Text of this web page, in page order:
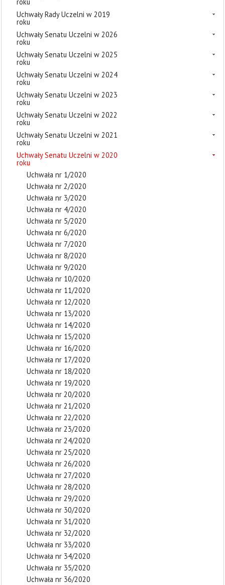
Uchwały Rady Uczelni w 2019
roku
Uchwały Senatu Uczelni w 2026
roku
Uchwały Senatu Uczelni w 2025
roku
Uchwały Senatu Uczelni w 2024
roku
Uchwały Senatu Uczelni w 2023
roku
Uchwały Senatu Uczelni w 2022
roku
Uchwały Senatu Uczelni w 2021
roku
Uchwały Senatu Uczelni w 2020
roku
Uchwała nr 1/2020
Uchwała nr 2/2020
Uchwała nr 3/2020
Uchwała nr 4/2020
Uchwała nr 5/2020
Uchwała nr 6/2020
Uchwała nr 7/2020
Uchwała nr 8/2020
Uchwała nr 9/2020
Uchwała nr 10/2020
Uchwała nr 11/2020
Uchwała nr 12/2020
Uchwała nr 13/2020
Uchwała nr 14/2020
Uchwała nr 15/2020
Uchwała nr 16/2020
Uchwała nr 17/2020
Uchwała nr 18/2020
Uchwała nr 19/2020
Uchwała nr 20/2020
Uchwała nr 21/2020
Uchwała nr 22/2020
Uchwała nr 23/2020
Uchwała nr 24/2020
Uchwała nr 25/2020
Uchwała nr 26/2020
Uchwała nr 27/2020
Uchwała nr 28/2020
Uchwała nr 29/2020
Uchwała nr 30/2020
Uchwała nr 31/2020
Uchwała nr 32/2020
Uchwała nr 33/2020
Uchwała nr 34/2020
Uchwała nr 35/2020
Uchwała nr 36/2020